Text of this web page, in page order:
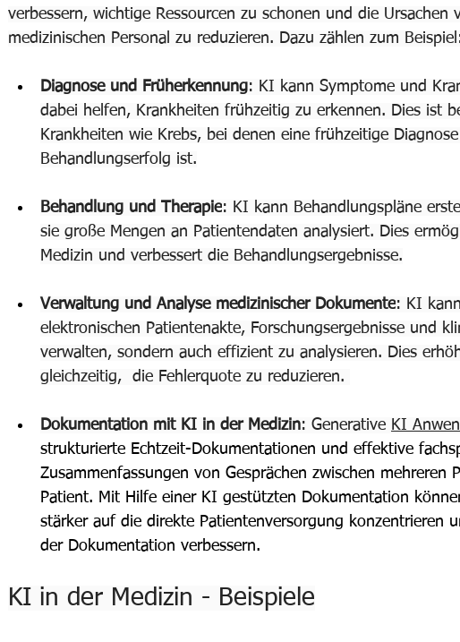
verbessern, wichtige Ressourcen zu schonen und die Ursachen
medizinischen Personal zu reduzieren. Dazu zählen zum
Diagnose und Früherkennung: KI kann Symptome und
dabei helfen, Krankheiten frühzeitig zu erkennen. Dies ist
Krankheiten wie Krebs, bei denen eine frühzeitige
Behandlungserfolg ist.
Behandlung und Therapie: KI kann Behandlungspläne
sie große Mengen an Patientendaten analysiert. Dies
Medizin und verbessert die Behandlungsergebnisse.
Verwaltung und Analyse medizinischer Dokumente: KI
elektronischen Patientenakte, Forschungsergebnisse und
verwalten, sondern auch effizient zu analysieren. Dies
gleichzeitig,  die Fehlerquote zu reduzieren.
Dokumentation mit KI in der Medizin: Generative KI
strukturierte Echtzeit-Dokumentationen und effektive
Zusammenfassungen von Gesprächen zwischen mehreren
Patient. Mit Hilfe einer KI gestützten Dokumentation
stärker auf die direkte Patientenversorgung konzentrieren
der Dokumentation verbessern.
KI in der Medizin - Beispiele